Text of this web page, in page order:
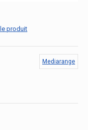
produit
Mediarange